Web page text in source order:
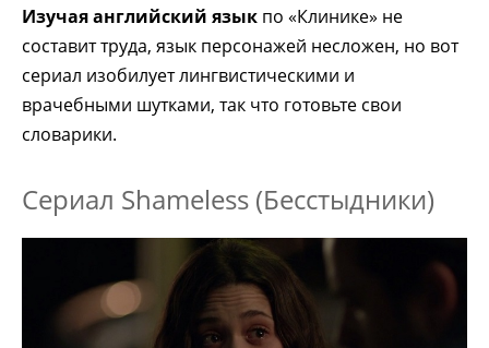
Изучая английский язык по «Клинике» не
составит труда, язык персонажей несложен, но вот
сериал изобилует лингвистическими и
врачебными шутками, так что готовьте свои
словарики.
Сериал Shameless (Бесстыдники)